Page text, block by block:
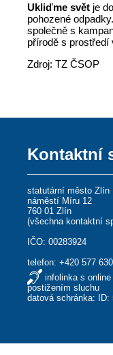
Ukliďme svět je
pohozené
společně s
přírodě s
Zdroj: TZ ČSOP
Kontaktní
statutární město Zlín
náměstí Míru 12
760 01 Zlín
(všechna kontaktní
IČO: 00283924
telefon:+420 577 630
infolinka s
postižením sluchu
datová schránka: ID: